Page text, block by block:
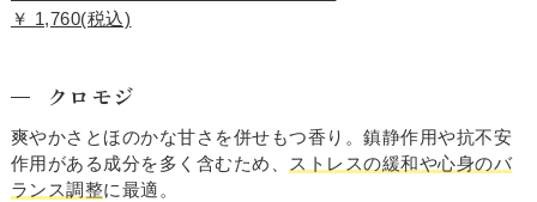
￥ 1,760(税込)
クロモジ
爽やかさとほのかな甘さを併せもつ香り。鎮静作用や抗不安
作用がある成分を多く含むため、 ストレスの緩和や心身のバ
ランス調整に最適。